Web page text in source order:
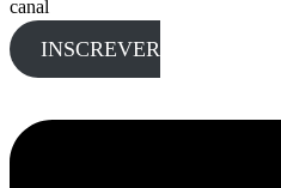
canal
INSCREVER